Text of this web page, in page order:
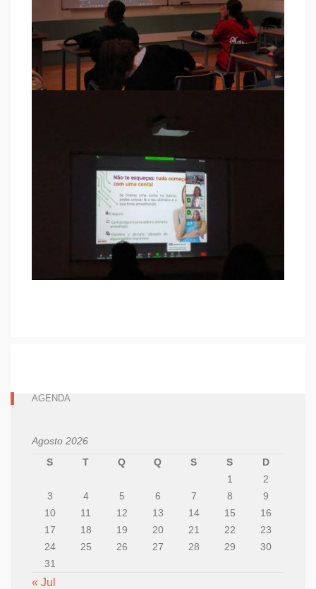
AGENDA
Agosto 2026
S
T Q Q S S
D
1
2
3
4 5 6 7 8
9
10
11 12 13 14 15
16
17
18 19 20 21 22
23
24
25 26 27 28 29
30
31
« Jul